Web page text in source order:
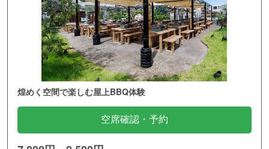
煌めく空間で楽しむ屋上BBQ体験
空席確認・予約